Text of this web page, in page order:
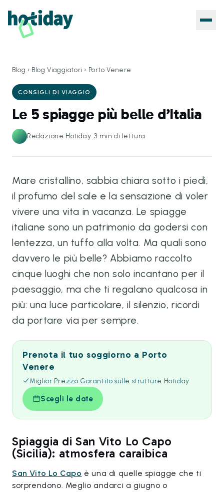
Blog › Blog Viaggiatori › Porto Venere
CONSIGLI DI VIAGGIO
Le 5 spiagge più belle d’Italia
Redazione Hotiday·3 min di lettura
Mare cristallino, sabbia chiara sotto i piedi,
il profumo del sale e la sensazione di voler
vivere una vita in vacanza. Le spiagge
italiane sono un patrimonio da godersi con
lentezza, un tuffo alla volta. Ma quali sono
davvero le più belle? Abbiamo raccolto
cinque luoghi che non solo incantano per il
paesaggio, ma che ti regalano qualcosa in
più: una luce particolare, il silenzio, ricordi
da portare via per sempre.
Prenota il tuo soggiorno a Porto
Venere
Miglior Prezzo Garantito sulle strutture Hotiday
Scegli le date
Spiaggia di San Vito Lo Capo
(Sicilia): atmosfera caraibica
San Vito Lo Capo è una di quelle spiagge che ti
sorprendono. Meglio andarci a giugno o